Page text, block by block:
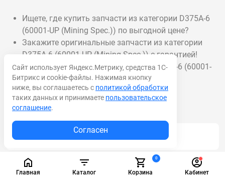
Главная Каталог
0
Корзина Кабинет
Ищете, где купить запчасти из категории D375A-6
(60001-UP (Mining Spec.)) по выгодной цене?
Закажите оригинальные запчасти из категории
D375A-6 (60001-UP (Mining Spec.)) с гарантией!
Доставка запчастей из категории D375A-6 (60001-
UP (Mining Spec.)) в срок от 1 дня.
Масла и смазки
Сайт использует Яндекс.Метрику, средства 1С-
Битрикс и cookie-файлы. Нажимая кнопку
ниже, вы соглашаетесь с политикой обработки
таких данных и принимаете пользовательское
соглашение.
Согласен